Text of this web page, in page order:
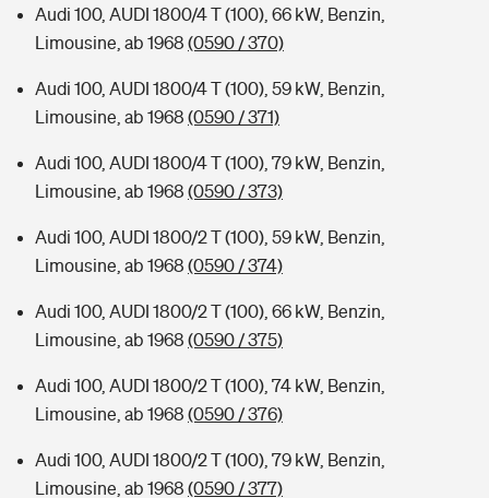
Audi 100, AUDI 1800/4 T (100), 66 kW, Benzin,
Limousine, ab 1968 (0590 / 370)
Audi 100, AUDI 1800/4 T (100), 59 kW, Benzin,
Limousine, ab 1968 (0590 / 371)
Audi 100, AUDI 1800/4 T (100), 79 kW, Benzin,
Limousine, ab 1968 (0590 / 373)
Audi 100, AUDI 1800/2 T (100), 59 kW, Benzin,
Limousine, ab 1968 (0590 / 374)
Audi 100, AUDI 1800/2 T (100), 66 kW, Benzin,
Limousine, ab 1968 (0590 / 375)
Audi 100, AUDI 1800/2 T (100), 74 kW, Benzin,
Limousine, ab 1968 (0590 / 376)
Audi 100, AUDI 1800/2 T (100), 79 kW, Benzin,
Limousine, ab 1968 (0590 / 377)